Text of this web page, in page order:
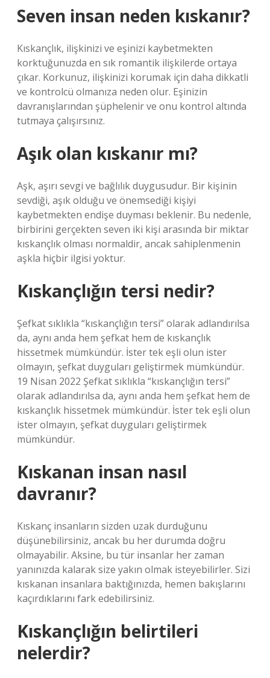
Seven insan neden kıskanır?
Kıskançlık, ilişkinizi ve eşinizi kaybetmekten
korktuğunuzda en sık romantik ilişkilerde ortaya
çıkar. Korkunuz, ilişkinizi korumak için daha dikkatli
ve kontrolcü olmanıza neden olur. Eşinizin
davranışlarından şüphelenir ve onu kontrol altında
tutmaya çalışırsınız.
Aşık olan kıskanır mı?
Aşk, aşırı sevgi ve bağlılık duygusudur. Bir kişinin
sevdiği, aşık olduğu ve önemsediği kişiyi
kaybetmekten endişe duyması beklenir. Bu nedenle,
birbirini gerçekten seven iki kişi arasında bir miktar
kıskançlık olması normaldir, ancak sahiplenmenin
aşkla hiçbir ilgisi yoktur.
Kıskançlığın tersi nedir?
Şefkat sıklıkla “kıskançlığın tersi” olarak adlandırılsa
da, aynı anda hem şefkat hem de kıskançlık
hissetmek mümkündür. İster tek eşli olun ister
olmayın, şefkat duyguları geliştirmek mümkündür.
19 Nisan 2022 Şefkat sıklıkla “kıskançlığın tersi”
olarak adlandırılsa da, aynı anda hem şefkat hem de
kıskançlık hissetmek mümkündür. İster tek eşli olun
ister olmayın, şefkat duyguları geliştirmek
mümkündür.
Kıskanan insan nasıl
davranır?
Kıskanç insanların sizden uzak durduğunu
düşünebilirsiniz, ancak bu her durumda doğru
olmayabilir. Aksine, bu tür insanlar her zaman
yanınızda kalarak size yakın olmak isteyebilirler. Sizi
kıskanan insanlara baktığınızda, hemen bakışlarını
kaçırdıklarını fark edebilirsiniz.
Kıskançlığın belirtileri
nelerdir?